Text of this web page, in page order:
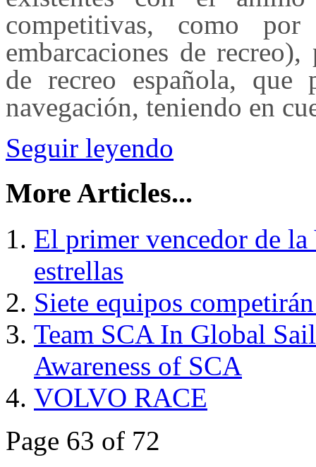
competitivas, como
embarcaciones de
de recreo española, que
navegación, teniendo en
Seguir leyendo
More Articles...
El primer vencedor de la
estrellas
Siete equipos
Team SCA In Global
Awareness of SCA
VOLVO RACE
Page 63 of 72